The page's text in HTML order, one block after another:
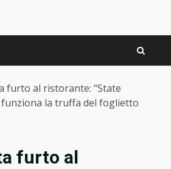
furto al ristorante: “State
funziona la truffa del foglietto
furto al